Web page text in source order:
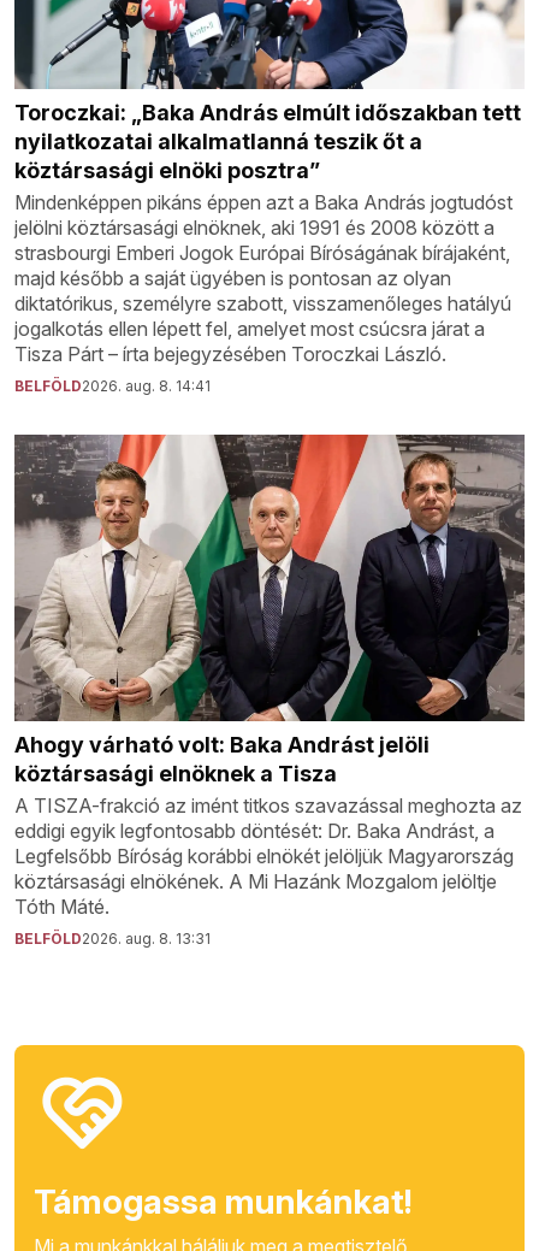
Toroczkai: „Baka András elmúlt időszakban tett
nyilatkozatai alkalmatlanná teszik őt a
köztársasági elnöki posztra”
Mindenképpen pikáns éppen azt a Baka András jogtudóst
jelölni köztársasági elnöknek, aki 1991 és 2008 között a
strasbourgi Emberi Jogok Európai Bíróságának bírájaként,
majd később a saját ügyében is pontosan az olyan
diktatórikus, személyre szabott, visszamenőleges hatályú
jogalkotás ellen lépett fel, amelyet most csúcsra járat a
Tisza Párt – írta bejegyzésében Toroczkai László.
BELFÖLD2026. aug. 8. 14:41
Ahogy várható volt: Baka Andrást jelöli
köztársasági elnöknek a Tisza
A TISZA-frakció az imént titkos szavazással meghozta az
eddigi egyik legfontosabb döntését: Dr. Baka Andrást, a
Legfelsőbb Bíróság korábbi elnökét jelöljük Magyarország
köztársasági elnökének. A Mi Hazánk Mozgalom jelöltje
Tóth Máté.
BELFÖLD2026. aug. 8. 13:31
Támogassa munkánkat!